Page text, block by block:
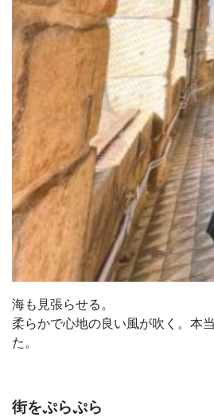
海も見張らせる。
柔らかで心地の良い風が吹く。本
た。
街をぷらぷら